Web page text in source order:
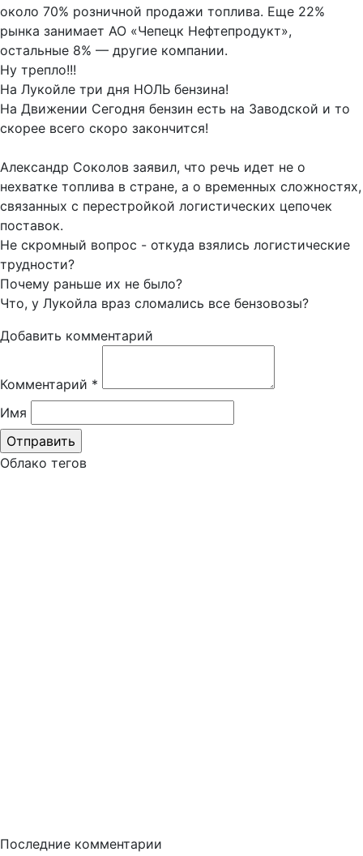
около 70% розничной продажи топлива. Еще 22%
рынка занимает АО «Чепецк Нефтепродукт»,
остальные 8% — другие компании.
Ну трепло!!!
На Лукойле три дня НОЛЬ бензина!
На Движении Сегодня бензин есть на Заводской и то
скорее всего скоро закончится!
Александр Соколов заявил, что речь идет не о
нехватке топлива в стране, а о временных сложностях,
связанных с перестройкой логистических цепочек
поставок.
Не скромный вопрос - откуда взялись логистические
трудности?
Почему раньше их не было?
Что, у Лукойла враз сломались все бензовозы?
Добавить комментарий
Комментарий *
Имя
Облако тегов
Последние комментарии